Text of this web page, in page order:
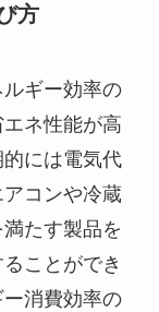
方
ギー効率の
ネ性能が高
には電気代
コンや冷蔵
たす製品を
ことができ
消費効率の